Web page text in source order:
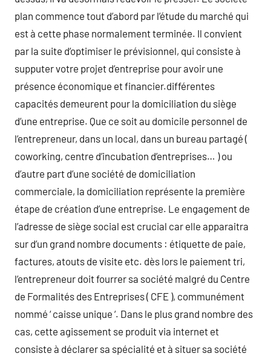
plan commence tout d’abord par l’étude du marché qui
est à cette phase normalement terminée. Il convient
par la suite d’optimiser le prévisionnel, qui consiste à
supputer votre projet d’entreprise pour avoir une
présence économique et financier.différentes
capacités demeurent pour la domiciliation du siège
d’une entreprise. Que ce soit au domicile personnel de
l’entrepreneur, dans un local, dans un bureau partagé (
coworking, centre d’incubation d’entreprises… ) ou
d’autre part d’une société de domiciliation
commerciale, la domiciliation représente la première
étape de création d’une entreprise. Le engagement de
l’adresse de siège social est crucial car elle apparaitra
sur d’un grand nombre documents : étiquette de paie,
factures, atouts de visite etc. dès lors le paiement tri,
l’entrepreneur doit fourrer sa société malgré du Centre
de Formalités des Entreprises ( CFE ), communément
nommé ‘ caisse unique ‘. Dans le plus grand nombre des
cas, cette agissement se produit via internet et
consiste à déclarer sa spécialité et à situer sa société